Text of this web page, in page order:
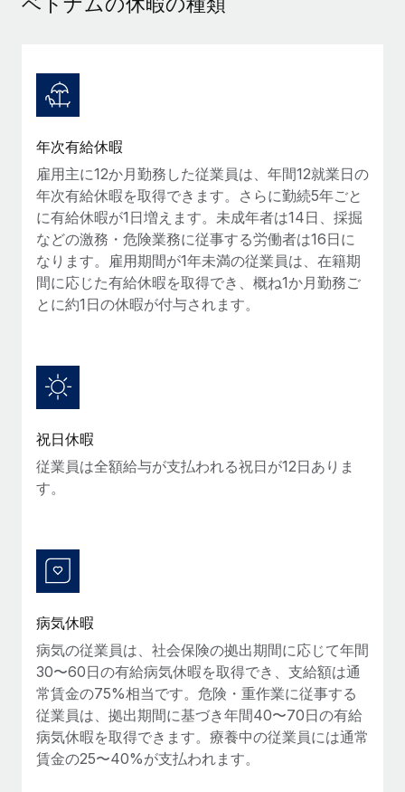
グローバル人事・コンプライアンスの専門サポート
候補者の選考プロセスをシンプルに
Compliance Watchtower
コンプライアンスリスクを先回りして対応
デバイス管理
ITデバイスを世界規模で提供・管理
法人設立
移住・転勤
従業員の異動をスムーズに
福利厚生
当社とのパートナーシップの可能性を検討する
Reverse Tech、契約社員管理と給与処理でRemote
と戦略的提携
Reverse Techの概要 健康とウェルネスのスタートアップである
Reverse...
詳細を見る
のか
Weaviateの概要...
詳細を見る
情報センター
サポートを依頼する
すべてのリソースを表示する
ブログ
グローバル給与処理
EORおよびPEO
契約社員管理
ブログを読む
ブログ
Remoteの製品アップデート：GustoとXeroの統合お
Remoteの使命は、世界のどこにいても、あらゆる規模の企業が
業務に最適な人材を採用し、管理し、給与を支給できるようにす
ることです。この数週間で、新しい統合、機能、改良点をリリー
スしました。...
詳細を見る
給与詐欺：種類、事例、ビジネスを守る方法
給与, 賃金は詐欺の特に魅力的な標的です。多額の資金がシステ
ム間で頻繁に移動しているためです。このため、自社のビジネス
年次有給休暇
雇用主に12か月勤務した従業員は、年間12就業日の
年次有給休暇を取得できます。さらに勤続5年ごと
に有給休暇が1日増えます。未成年者は14日、採掘
などの激務・危険業務に従事する労働者は16日に
なります。雇用期間が1年未満の従業員は、在籍期
間に応じた有給休暇を取得でき、概ね1か月勤務ご
とに約1日の休暇が付与されます。
祝日休暇
従業員は全額給与が支払われる祝日が12日ありま
す。
病気休暇
病気の従業員は、社会保険の拠出期間に応じて年間
30〜60日の有給病気休暇を取得でき、支給額は通
常賃金の75%相当です。危険・重作業に従事する
従業員は、拠出期間に基づき年間40〜70日の有給
病気休暇を取得できます。療養中の従業員には通常
賃金の25〜40%が支払われます。